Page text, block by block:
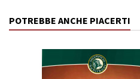
POTREBBE ANCHE PIACERTI